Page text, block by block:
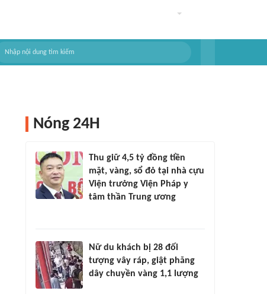
Nóng 24H
Thu giữ 4,5 tỷ đồng tiền
mặt, vàng, sổ đỏ tại nhà cựu
Viện trưởng Viện Pháp y
tâm thần Trung ương
Nữ du khách bị 28 đối
tượng vây ráp, giật phăng
dây chuyền vàng 1,1 lượng